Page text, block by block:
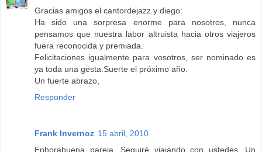
Gracias amigos el cantordejazz y diego:
Ha sido una sorpresa enorme para nosotros, nunca
pensamos que nuestra labor altruista hacia otros viajeros
fuera reconocida y premiada.
Felicitaciones igualmente para vosotros, ser nominado es
ya toda una gesta.Suerte el próximo año.
Un fuerte abrazo,
Responder
Frank Invernoz 15 abril, 2010
Enhorabuena pareja. Seguiré viajando con ustedes. Un